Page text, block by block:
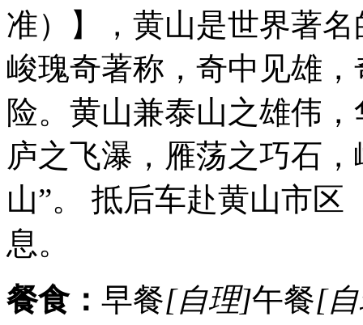
准）】，黄山是世界著
峻瑰奇著称，奇中见雄
险。黄山兼泰山之雄伟
庐之飞瀑，雁荡之巧石
山”。 抵后车赴黄山市区
息。
餐食： 早餐[自理]午餐[